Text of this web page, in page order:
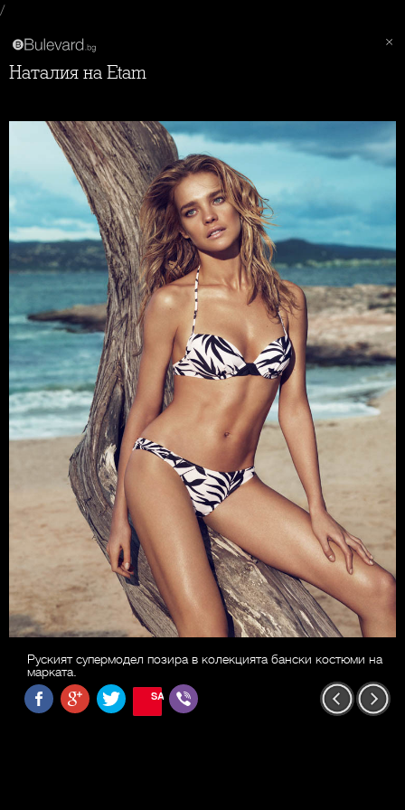
/
Наталия на Etam
Руският супермодел позира в колекцията бански костюми на
марката.
SAVE